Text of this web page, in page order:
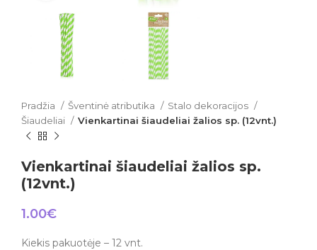
Pradžia Šventinė atributika
Stalo dekoracijos
Šiaudeliai
Vienkartinai šiaudeliai žalios sp. (12vnt.)
Vienkartinai šiaudeliai žalios sp.
(12vnt.)
1.00€
Kiekis pakuotėje – 12 vnt.